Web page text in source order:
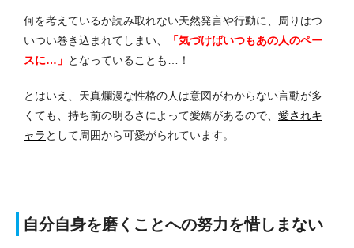
何を考えているか読み取れない天然発言や行動に、周りはつ
いつい巻き込まれてしまい、
「気づけばいつもあの人のペー
スに…」 となっていることも…！
とはいえ、天真爛漫な性格の人は意図がわからない言動が多
くても、持ち前の明るさによって愛嬌があるので、 愛されキ
ャラ として周囲から可愛がられています。
自分自身を磨くことへの努力を惜しまない